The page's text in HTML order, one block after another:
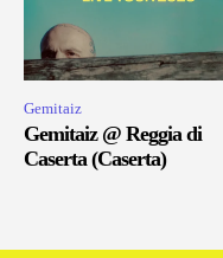
Gemitaiz
Gemitaiz @ Reggia di
Caserta (Caserta)